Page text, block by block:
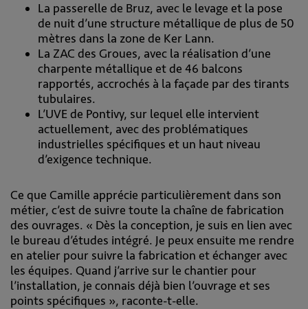
La passerelle de Bruz, avec le levage et la pose
de nuit d’une structure métallique de plus de 50
mètres dans la zone de Ker Lann.
La ZAC des Groues, avec la réalisation d’une
charpente métallique et de 46 balcons
rapportés, accrochés à la façade par des tirants
tubulaires.
L’UVE de Pontivy, sur lequel elle intervient
actuellement, avec des problématiques
industrielles spécifiques et un haut niveau
d’exigence technique.
Ce que Camille apprécie particulièrement dans son
métier, c’est de suivre toute la chaîne de fabrication
des ouvrages. « Dès la conception, je suis en lien avec
le bureau d’études intégré. Je peux ensuite me rendre
en atelier pour suivre la fabrication et échanger avec
les équipes. Quand j’arrive sur le chantier pour
l’installation, je connais déjà bien l’ouvrage et ses
points spécifiques », raconte-t-elle.